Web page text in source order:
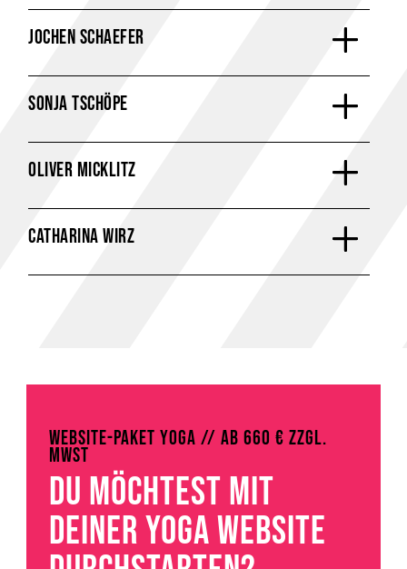
JOCHEN SCHAEFER
SONJA TSCHÖPE
OLIVER MICKLITZ
CATHARINA WIRZ
WEBSITE-PAKET YOGA // AB 660 € ZZGL.
MWST
DU MÖCHTEST MIT
DEINER YOGA WEBSITE